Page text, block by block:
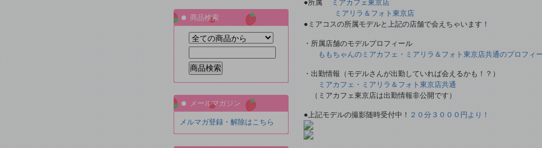
商品検索
メールマガジン
メルマガ登録・解除はこちら
●所属
ミアカフェ東京店
ミアリラ＆フォト東京店
●ミアコスの所属モデルと上記の店舗で会えちゃいます！
・所属店舗のモデルプロフィール
ももちゃんのミアカフェ・ミアリラ＆フォト東京店共通のプロフィ
・出勤情報（モデルさんが出勤していれば会えるかも！？）
ミアカフェ・ミアリラ＆フォト東京店共通
（ミアカフェ東京店は出勤情報非公開です）
●上記モデルの撮影随時受付中！ ２０分３０００円より！